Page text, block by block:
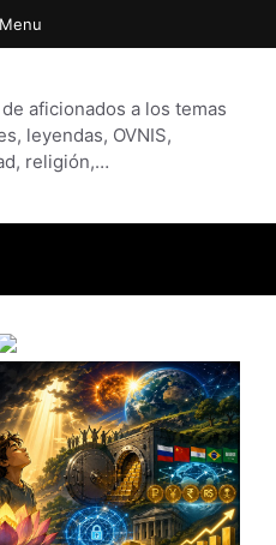
Menu
aficionados a los temas
leyendas, OVNIS,
religión,…